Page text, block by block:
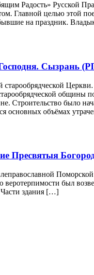
Радость» Русской
Главной целью этой
на праздник.
Сызрань
общины
Строительство было
основных объёмах
Пресвятыя
веротерпимости был
здания […]